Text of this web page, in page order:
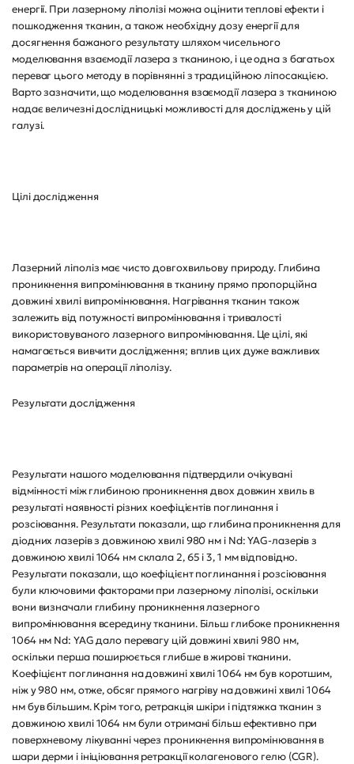
енергії. При лазерному ліполізі можна оцінити теплові ефекти і
пошкодження тканин, а також необхідну дозу енергії для
досягнення бажаного результату шляхом чисельного
моделювання взаємодії лазера з тканиною, і це одна з багатьох
переваг цього методу в порівнянні з традиційною ліпосакцією.
Варто зазначити, що моделювання взаємодії лазера з тканиною
надає величезні дослідницькі можливості для досліджень у цій
галузі.
Цілі дослідження
Лазерний ліполіз має чисто довгохвильову природу. Глибина
проникнення випромінювання в тканину прямо пропорційна
довжині хвилі випромінювання. Нагрівання тканин також
залежить від потужності випромінювання і тривалості
використовуваного лазерного випромінювання. Це цілі, які
намагається вивчити дослідження; вплив цих дуже важливих
параметрів на операції ліполізу.
Результати дослідження
Результати нашого моделювання підтвердили очікувані
відмінності між глибиною проникнення двох довжин хвиль в
результаті наявності різних коефіцієнтів поглинання і
розсіювання. Результати показали, що глибина проникнення для
діодних лазерів з довжиною хвилі 980 нм і Nd: YAG-лазерів з
довжиною хвилі 1064 нм склала 2, 65 і 3, 1 мм відповідно.
Результати показали, що коефіцієнт поглинання і розсіювання
були ключовими факторами при лазерному ліполізі, оскільки
вони визначали глибину проникнення лазерного
випромінювання всередину тканини. Більш глибоке проникнення
1064 нм Nd: YAG дало перевагу цій довжині хвилі 980 нм,
оскільки перша поширюється глибше в жирові тканини.
Коефіцієнт поглинання на довжині хвилі 1064 нм був коротшим,
ніж у 980 нм, отже, обсяг прямого нагріву на довжині хвилі 1064
нм був більшим. Крім того, ретракція шкіри і підтяжка тканин з
довжиною хвилі 1064 нм були отримані більш ефективно при
поверхневому лікуванні через проникнення випромінювання в
шари дерми і ініціювання ретракції колагенового гелю (CGR).